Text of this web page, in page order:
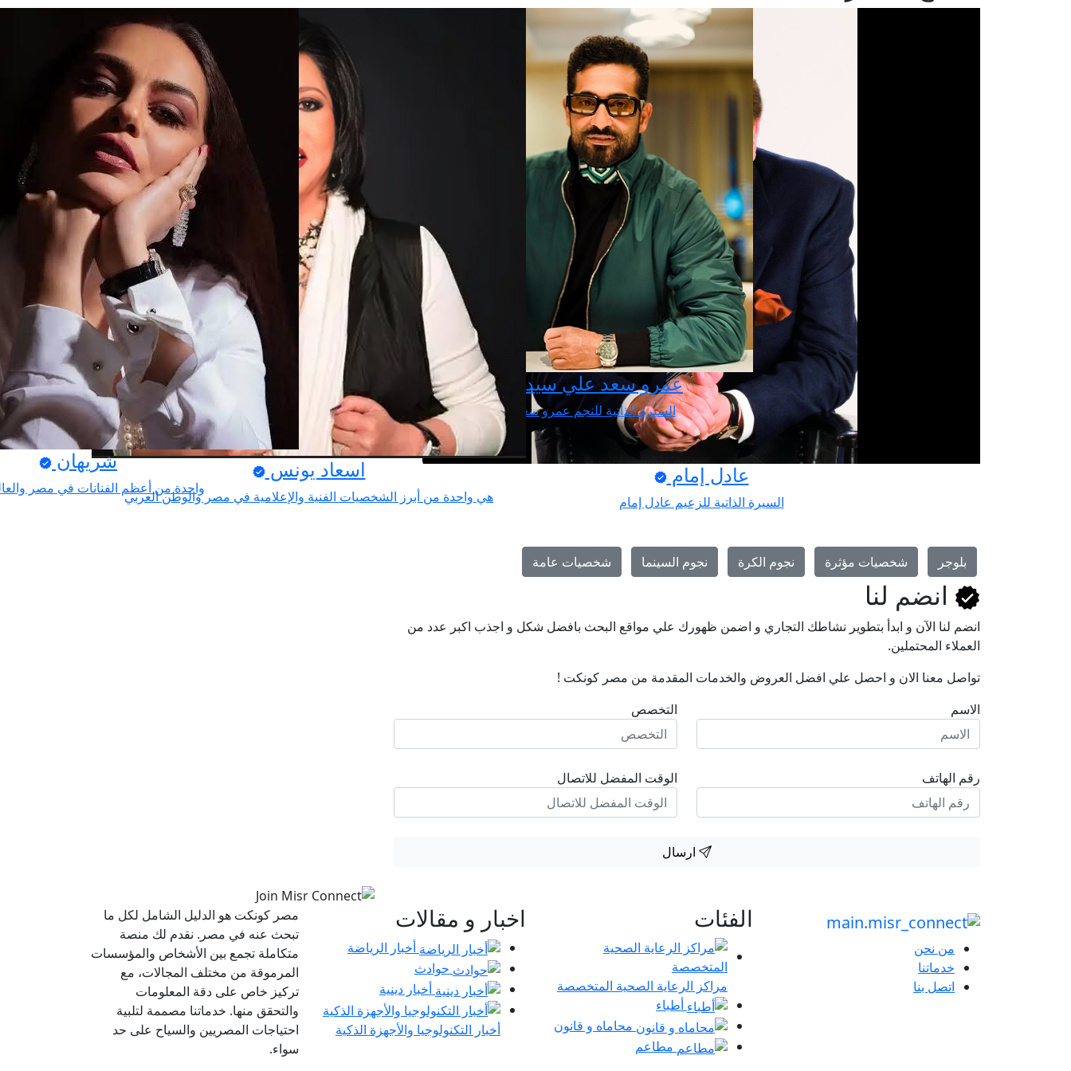
عادل إمام
السيرة الذاتية للزعيم عادل إمام
عمرو سعد علي سيد
السيرة الذاتية للنجم عمرو سعد
اسعاد يونس
هي واحدة من أبرز الشخصيات الفنية والإعلامية في مصر والوطن العربي
شريهان
واحدة من أعظم الفنانات في مصر
بلوجر شخصيات مؤثرة نجوم الكرة نجوم السينما شخصيات عامة
انضم لنا
انضم لنا اﻵن و ابدأ بتطوير نشاطك التجاري و اضمن ظهورك علي مواقع البحث بافضل شكل و اجذب اكبر عدد من
العملاء المحتملين.
تواصل معنا الان و احصل علي افضل العروض والخدمات المقدمة من مصر كونكت !
الاسم
رقم الهاتف
التخصص
الوقت المفضل للاتصال
ارسال
من نحن
خدماتنا
اتصل بنا
الفئات
مراكز الرعاية الصحية المتخصصة
أطباء
محاماه و قانون
مطاعم
اخبار و مقالات
أخبار الرياضة
حوادث
أخبار دينية
أخبار التكنولوجيا والأجهزة الذكية
مصر كونكت هو الدليل الشامل لكل ما
تبحث عنه في مصر. نقدم لك منصة
متكاملة تجمع بين الأشخاص والمؤسسات
المرموقة من مختلف المجالات، مع
تركيز خاص على دقة المعلومات
والتحقق منها. خدماتنا مصممة لتلبية
احتياجات المصريين والسياح على حد
سواء.